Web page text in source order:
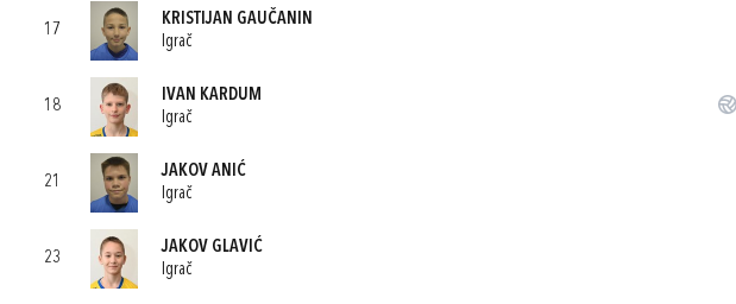
17
KRISTIJAN GAUČANIN
Igrač
18
IVAN KARDUM
Igrač
21
JAKOV ANIĆ
Igrač
23
JAKOV GLAVIĆ
Igrač